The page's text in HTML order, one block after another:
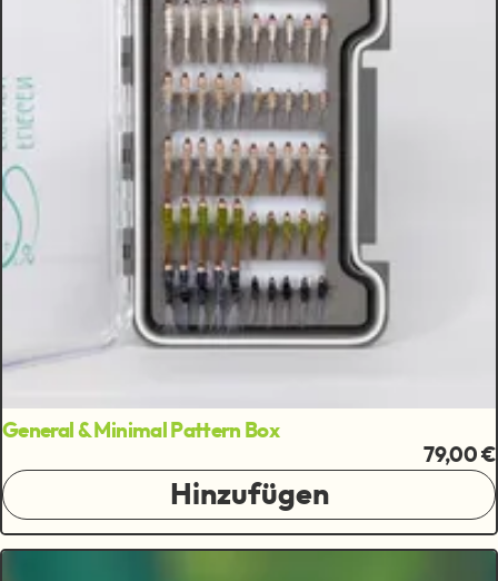
General & Minimal Pattern Box
79,00 €
Hinzufügen